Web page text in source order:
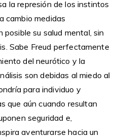
la represión de los instintos
cambio medidas
su salud mental, sin
Sabe Freud perfectamente
del neurótico y la
son debidas al miedo al
para individuo y
que aún cuando resultan
seguridad e,
aventurarse hacia un